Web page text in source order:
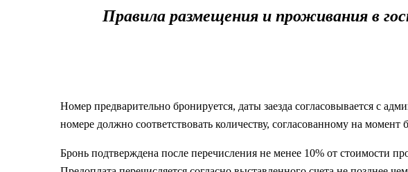
Правила размещения и проживания в
Номер предварительно бронируется, даты заезда согласовывается с
номере должно соответствовать количеству, согласованному на
Бронь подтверждена после перечисления не менее 10% от стоимости